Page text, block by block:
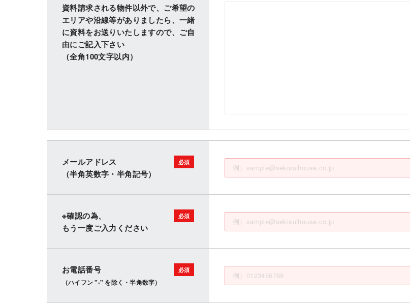
資料請求される物件以外で、ご希望の
エリアや沿線等がありましたら、一緒
に資料をお送りいたしますので、ご自
由にご記入下さい
（全角100文字以内）
メールアドレス
（半角英数字・半角記号）
※確認の為、
もう一度ご入力ください
お電話番号
（ハイフン "-" を除く・半角数字）